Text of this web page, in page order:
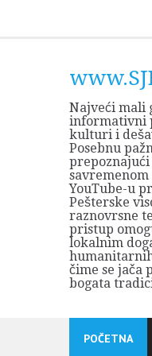
Najveći mali
informativni
kulturi i
Posebnu
prepoznajući
YouTube-u
Pešterske
raznovrsne
pristup
lokalnim
čime se jača
bogata
POČETNA